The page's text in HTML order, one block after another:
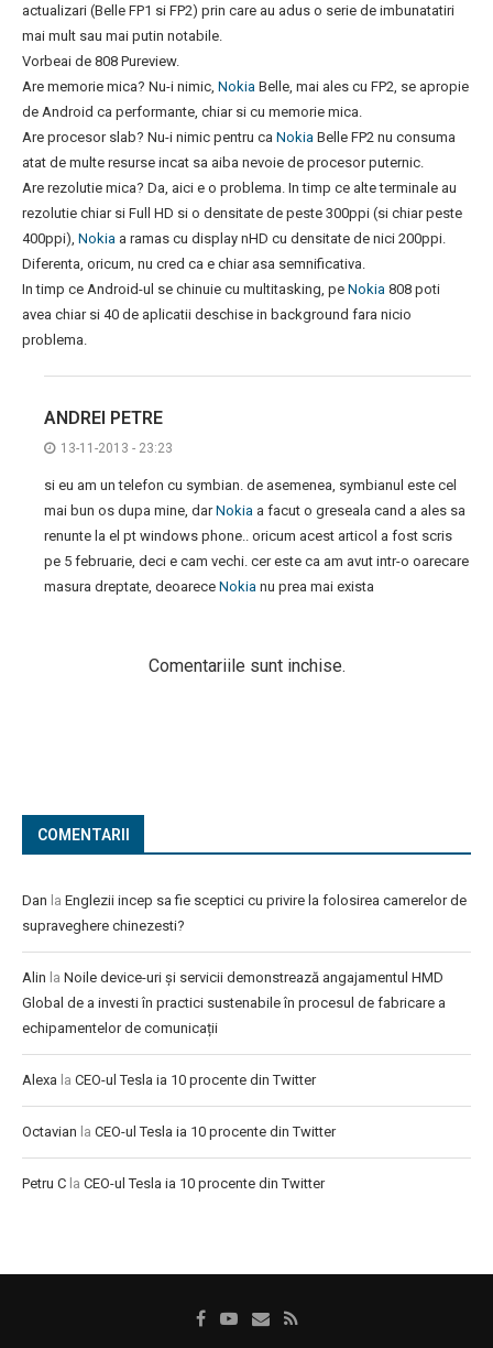
actualizari (Belle FP1 si FP2) prin care au adus o serie de imbunatatiri
mai mult sau mai putin notabile.
Vorbeai de 808 Pureview.
Are memorie mica? Nu-i nimic, Nokia Belle, mai ales cu FP2, se apropie
de Android ca performante, chiar si cu memorie mica.
Are procesor slab? Nu-i nimic pentru ca Nokia Belle FP2 nu consuma
atat de multe resurse incat sa aiba nevoie de procesor puternic.
Are rezolutie mica? Da, aici e o problema. In timp ce alte terminale au
rezolutie chiar si Full HD si o densitate de peste 300ppi (si chiar peste
400ppi), Nokia a ramas cu display nHD cu densitate de nici 200ppi.
Diferenta, oricum, nu cred ca e chiar asa semnificativa.
In timp ce Android-ul se chinuie cu multitasking, pe Nokia 808 poti
avea chiar si 40 de aplicatii deschise in background fara nicio
problema.
ANDREI PETRE
13-11-2013 - 23:23
si eu am un telefon cu symbian. de asemenea, symbianul este cel
mai bun os dupa mine, darNokia a facut o greseala cand a ales sa
renunte la el pt windows phone.. oricum acest articol a fost scris
pe 5 februarie, deci e cam vechi. cer este ca am avut intr-o oarecare
masura dreptate, deoarece Nokia nu prea mai exista
Comentariile sunt inchise.
COMENTARII
Dan la Englezii incep sa fie sceptici cu privire la folosirea camerelor de
supraveghere chinezesti?
Alin la Noile device-uri și servicii demonstrează angajamentul HMD
Global de a investi în practici sustenabile în procesul de fabricare a
echipamentelor de comunicații
Alexa la CEO-ul Tesla ia 10 procente din Twitter
Octavian la CEO-ul Tesla ia 10 procente din Twitter
Petru C la CEO-ul Tesla ia 10 procente din Twitter